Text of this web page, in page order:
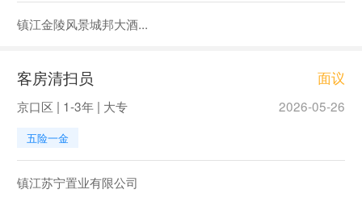
镇江金陵风景城邦大酒...
客房清扫员 面议
京口区 | 1-3年 | 大专 2026-05-26
五险一金
镇江苏宁置业有限公司